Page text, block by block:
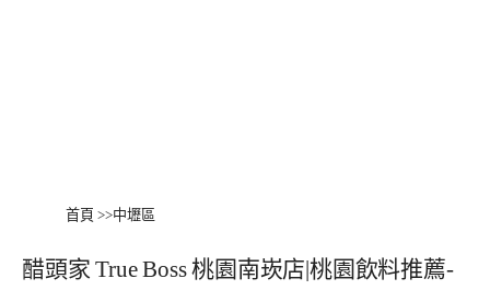
首頁 >>中壢區
醋頭家 True Boss 桃園南崁店|桃園飲料推薦-